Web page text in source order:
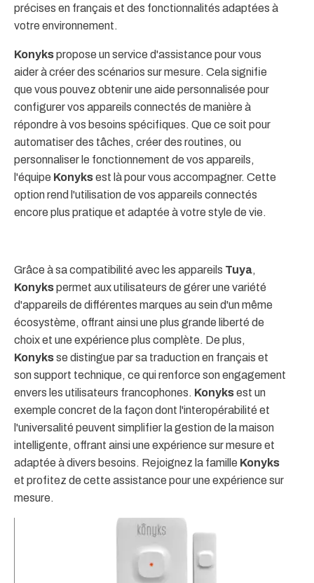
précises en français et des fonctionnalités adaptées à
votre environnement.
Konykspropose un service d'assistance pour vous
aider à créer des scénarios sur mesure. Cela signifie
que vous pouvez obtenir une aide personnalisée pour
configurer vos appareils connectés de manière à
répondre à vos besoins spécifiques. Que ce soit pour
automatiser des tâches, créer des routines, ou
personnaliser le fonctionnement de vos appareils,
l'équipe Konyksest là pour vous accompagner. Cette
option rend l'utilisation de vos appareils connectés
encore plus pratique et adaptée à votre style de vie.
Grâce à sa compatibilité avec les appareils Tuya,
Konykspermet aux utilisateurs de gérer une variété
d'appareils de différentes marques au sein d'un même
écosystème, offrant ainsi une plus grande liberté de
choix et une expérience plus complète. De plus,
Konyksse distingue par sa traduction en français et
son support technique, ce qui renforce son engagement
envers les utilisateurs francophones. Konyksest un
exemple concret de la façon dont l'interopérabilité et
l'universalité peuvent simplifier la gestion de la maison
intelligente, offrant ainsi une expérience sur mesure et
adaptée à divers besoins. Rejoignez la famille Konyks
et profitez de cette assistance pour une expérience sur
mesure.